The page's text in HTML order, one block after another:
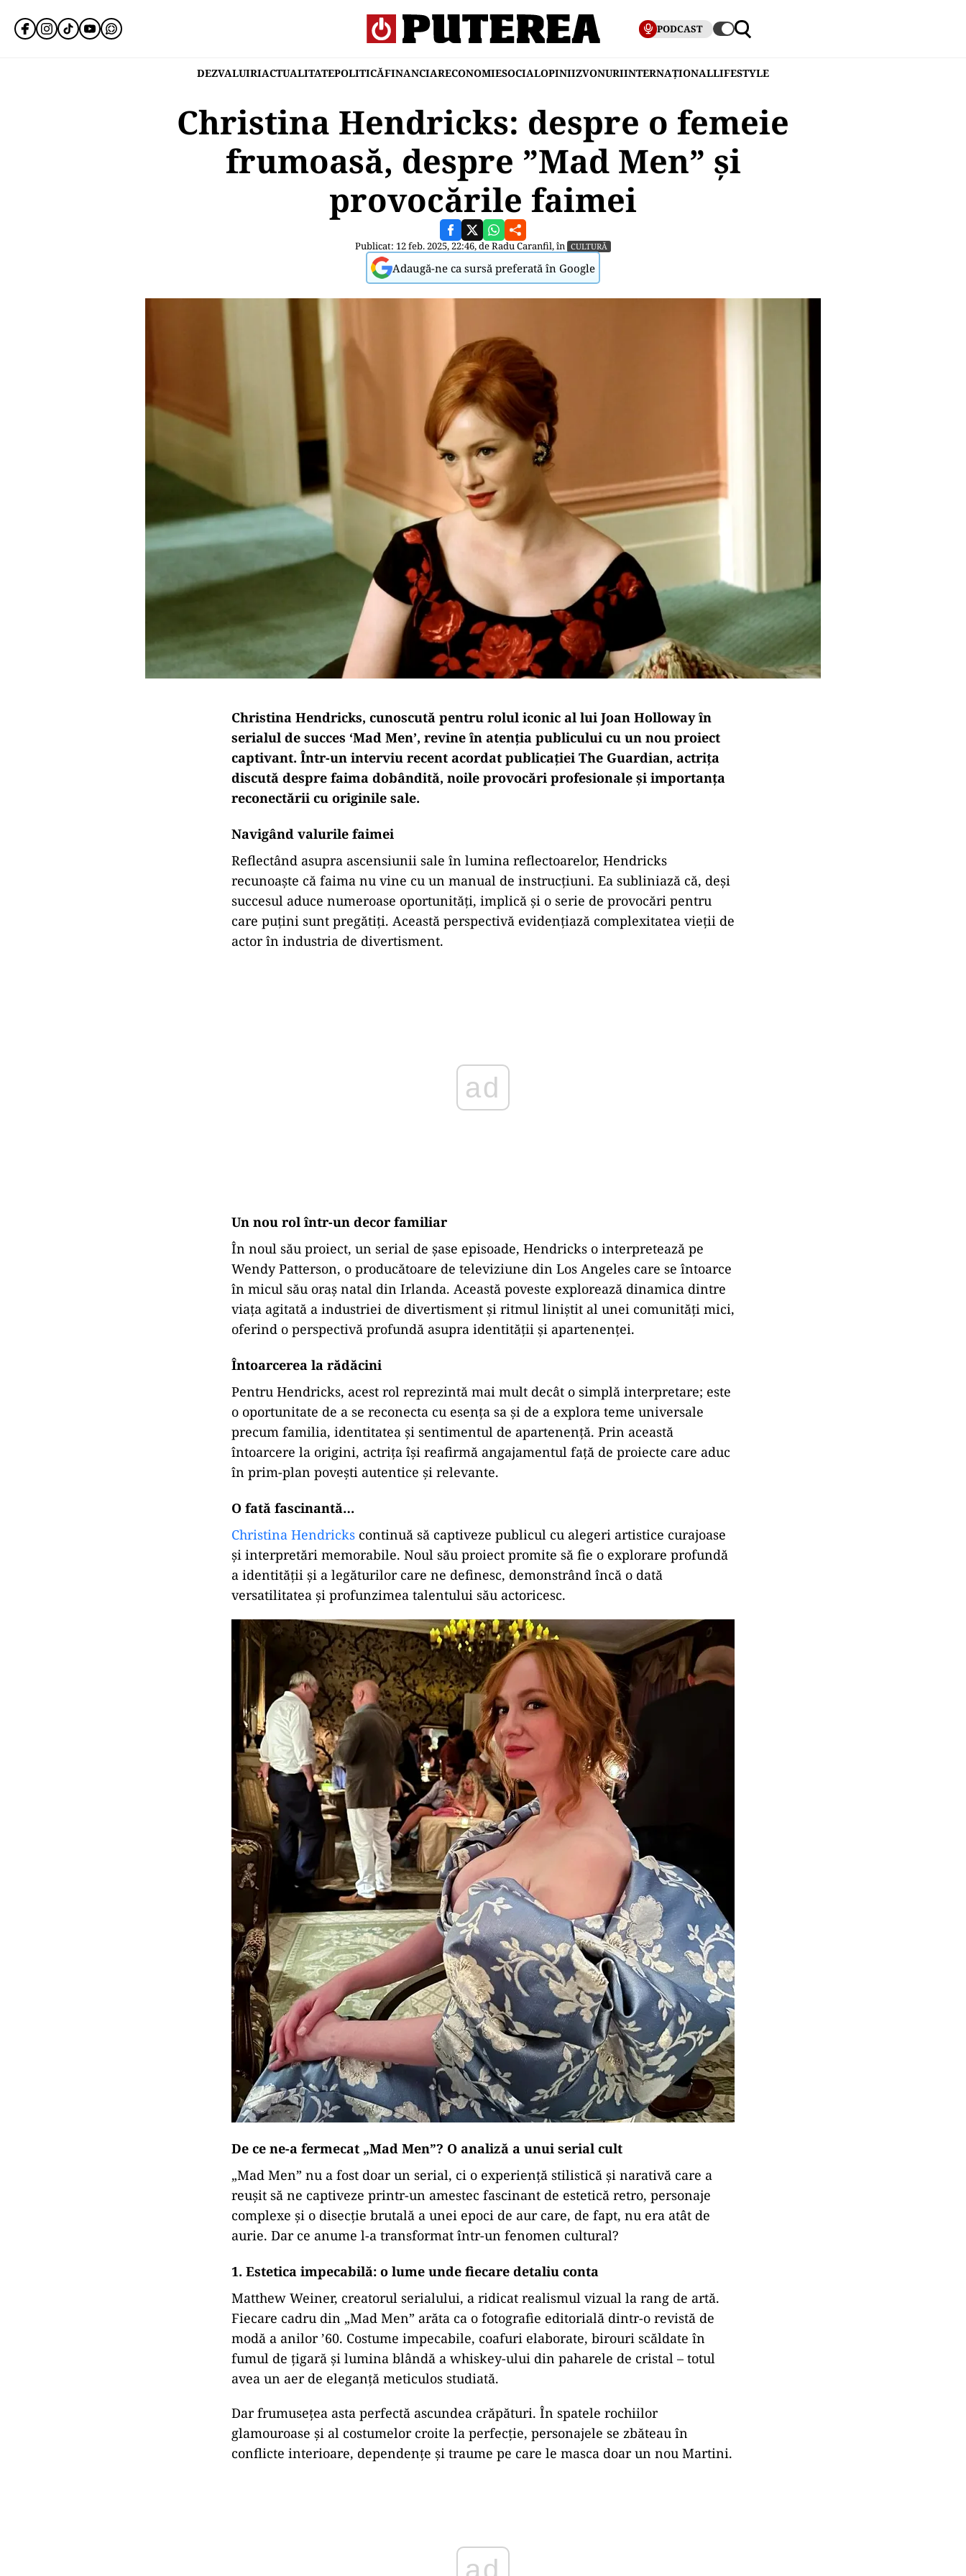
PODCAST
DEZVALUIRIACTUALITATEPOLITICĂFINANCIARECONOMIESOCIALOPINIIZVONURIINTERNAȚIONALLIFESTYLE
Christina Hendricks: despre o femeie
frumoasă, despre ”Mad Men” și
provocările faimei
Publicat: 12 feb. 2025, 22:46, deRadu Caranfil, în CULTURĂ
Adaugă-ne ca sursă preferată în Google
Christina Hendricks, cunoscută pentru rolul iconic al lui Joan Holloway în
serialul de succes ‘Mad Men’, revine în atenția publicului cu un nou proiect
captivant. Într-un interviu recent acordat publicației The Guardian, actrița
discută despre faima dobândită, noile provocări profesionale și importanța
reconectării cu originile sale.
Navigând valurile faimei
Reflectând asupra ascensiunii sale în lumina reflectoarelor, Hendricks
recunoaște că faima nu vine cu un manual de instrucțiuni. Ea subliniază că, deși
succesul aduce numeroase oportunități, implică și o serie de provocări pentru
care puțini sunt pregătiți. Această perspectivă evidențiază complexitatea vieții de
actor în industria de divertisment.
Un nou rol într-un decor familiar
În noul său proiect, un serial de șase episoade, Hendricks o interpretează pe
Wendy Patterson, o producătoare de televiziune din Los Angeles care se întoarce
în micul său oraș natal din Irlanda. Această poveste explorează dinamica dintre
viața agitată a industriei de divertisment și ritmul liniștit al unei comunități mici,
oferind o perspectivă profundă asupra identității și apartenenței.
Întoarcerea la rădăcini
Pentru Hendricks, acest rol reprezintă mai mult decât o simplă interpretare; este
o oportunitate de a se reconecta cu esența sa și de a explora teme universale
precum familia, identitatea și sentimentul de apartenență. Prin această
întoarcere la origini, actrița își reafirmă angajamentul față de proiecte care aduc
în prim-plan povești autentice și relevante.
O fată fascinantă…
Christina Hendricks continuă să captiveze publicul cu alegeri artistice curajoase
și interpretări memorabile. Noul său proiect promite să fie o explorare profundă
a identității și a legăturilor care ne definesc, demonstrând încă o dată
versatilitatea și profunzimea talentului său actoricesc.
De ce ne-a fermecat „Mad Men”? O analiză a unui serial cult
„Mad Men” nu a fost doar un serial, ci o experiență stilistică și narativă care a
reușit să ne captiveze printr-un amestec fascinant de estetică retro, personaje
complexe și o disecție brutală a unei epoci de aur care, de fapt, nu era atât de
aurie. Dar ce anume l-a transformat într-un fenomen cultural?
1. Estetica impecabilă: o lume unde fiecare detaliu conta
Matthew Weiner, creatorul serialului, a ridicat realismul vizual la rang de artă.
Fiecare cadru din „Mad Men” arăta ca o fotografie editorială dintr-o revistă de
modă a anilor ’60. Costume impecabile, coafuri elaborate, birouri scăldate în
fumul de țigară și lumina blândă a whiskey-ului din paharele de cristal – totul
avea un aer de eleganță meticulos studiată.
Dar frumusețea asta perfectă ascundea crăpături. În spatele rochiilor
glamouroase și al costumelor croite la perfecție, personajele se zbăteau în
conflicte interioare, dependențe și traume pe care le masca doar un nou Martini.
ad